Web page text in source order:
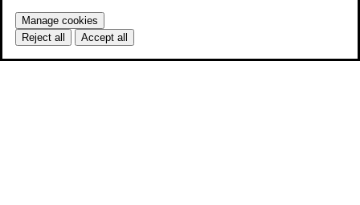
Manage cookies
Reject all
Accept all